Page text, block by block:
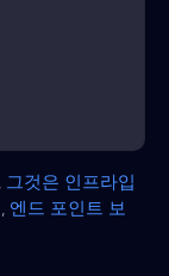
그것은 인프라입
엔드 포인트 보